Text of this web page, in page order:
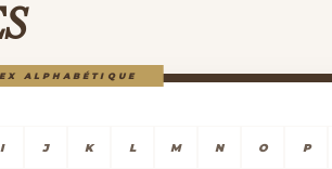
ALPHABÉTIQUE
I J K L M N O P